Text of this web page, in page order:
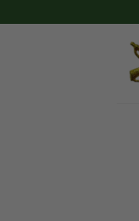
to